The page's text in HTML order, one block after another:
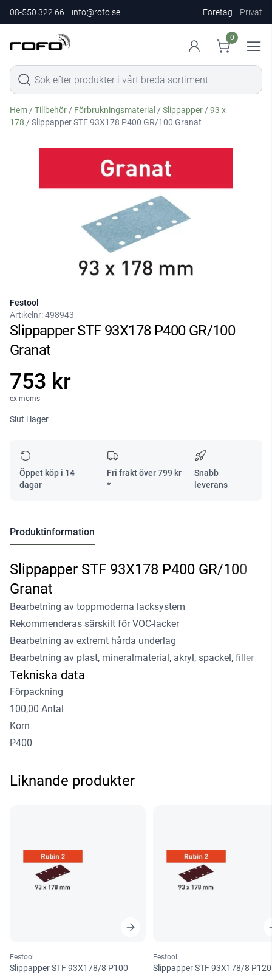
08-550 322 66 info@rofo.se Företag Privat
0
Hem /Tillbehör / Förbrukningsmaterial /Slippapper /93 x
178 / Slippapper STF 93X178 P400 GR/100 Granat
Festool
Artikelnr:498943
Slippapper STF 93X178 P400 GR/100
Granat
753 kr
ex moms
Slut i lager
Öppet köp i 14
dagar
Fri frakt över799 kr
*
Snabb
leverans
Produktinformation
Slippapper STF 93X178 P400 GR/100
Granat
Bearbetning av toppmoderna lacksystem
Rekommenderas särskilt för VOC-lacker
Bearbetning av extremt hårda underlag
Bearbetning av plast, mineralmaterial, akryl, spackel, filler
Tekniska data
Förpackning
100,00 Antal
Korn
P400
Liknande produkter
Festool
Slippapper STF 93X178/8 P100
Festool
Slippapper STF 93X178/8 P120